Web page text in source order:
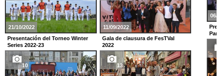
21/10/2022
Presentación del Torneo Winter
Series 2022-23
11/09/2022
Gala de clausura de FesTVal
2022
10 13
06/